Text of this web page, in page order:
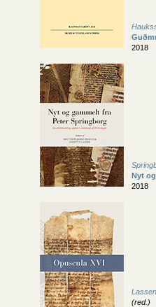
2018
Nyt
2018
(red.)